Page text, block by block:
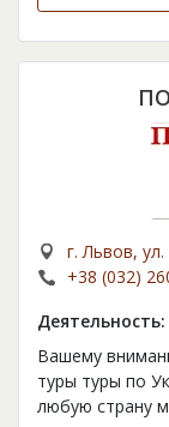
г. Львов,
+38 (032)
Деятельность:
Вашему
туры туры по
любую страну